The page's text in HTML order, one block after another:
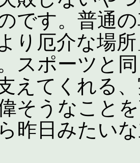
です。普通
り厄介な場
スポーツと
えてくれる
そうなこと
昨日みたい